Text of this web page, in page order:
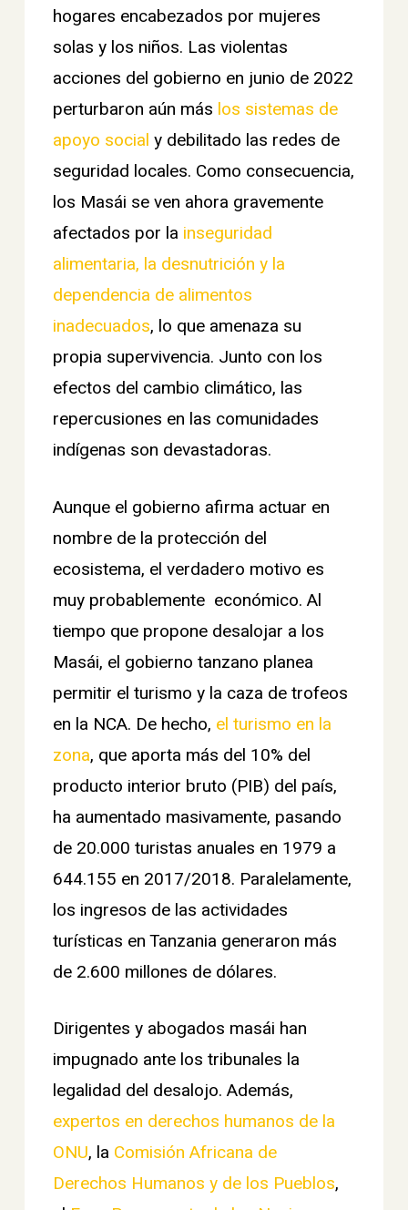
hogares encabezados por mujeres
solas y los niños. Las violentas
acciones del gobierno en junio de 2022
perturbaron aún más los sistemas de
apoyo social y debilitado las redes de
seguridad locales. Como consecuencia,
los Masái se ven ahora gravemente
afectados por la inseguridad
alimentaria, la desnutrición y la
dependencia de alimentos
inadecuados, lo que amenaza su
propia supervivencia. Junto con los
efectos del cambio climático, las
repercusiones en las comunidades
indígenas son devastadoras.
Aunque el gobierno afirma actuar en
nombre de la protección del
ecosistema, el verdadero motivo es
muy probablemente económico. Al
tiempo que propone desalojar a los
Masái, el gobierno tanzano planea
permitir el turismo y la caza de trofeos
en la NCA. De hecho, el turismo en la
zona, que aporta más del 10% del
producto interior bruto (PIB) del país,
ha aumentado masivamente, pasando
de 20.000 turistas anuales en 1979 a
644.155 en 2017/2018. Paralelamente,
los ingresos de las actividades
turísticas en Tanzania generaron más
de 2.600 millones de dólares.
Dirigentes y abogados masái han
impugnado ante los tribunales la
legalidad del desalojo. Además,
expertos en derechos humanos de la
ONU, la Comisión Africana de
Derechos Humanos y de los Pueblos,